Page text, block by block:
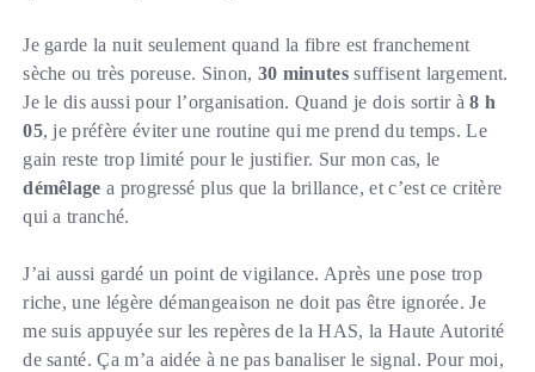
Je garde la nuit seulement quand la fibre est franchement
sèche ou très poreuse. Sinon, 30 minutes suffisent largement.
Je le dis aussi pour l’organisation. Quand je dois sortir à8 h
05, je préfère éviter une routine qui me prend du temps. Le
gain reste trop limité pour le justifier. Sur mon cas, le
démêlage a progressé plus que la brillance, et c’est ce critère
qui a tranché.
J’ai aussi gardé un point de vigilance. Après une pose trop
riche, une légère démangeaison ne doit pas être ignorée. Je
me suis appuyée sur les repères de la HAS, la Haute Autorité
de santé. Ça m’a aidée à ne pas banaliser le signal. Pour moi,